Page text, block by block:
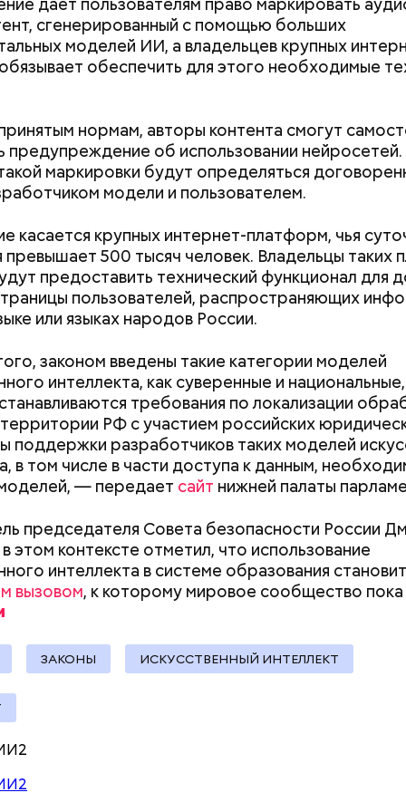
сгенерированный с помощью больших
моделей ИИ, а владельцев крупных
обеспечить для этого необходимые
нормам, авторы контента смогут
предупреждение об использовании
маркировки будут определяться
модели и пользователем.
касается крупных интернет-платформ, чья
превышает 500 тысяч человек. Владельцы таких
предоставить технический функционал для
пользователей, распространяющих
или языках народов России.
законом введены такие категории моделей
интеллекта, как суверенные и
требования по локализации
РФ с участием российских
поддержки разработчиков таких моделей
в том числе в части доступа к данным,
— передает сайт нижней палаты
председателя Совета безопасности России
этом контексте отметил, что использование
интеллекта в системе образования
вызовом, к которому мировое сообщество пока
ЗАКОНЫ ИСКУССТВЕННЫЙ ИНТЕЛЛЕКТ
день бесконечности
Пьер Ади Феньо в 1987 году. Так как цифра
бесконечности, то и дата была выбрана
тематические лекции по
а также проводят выставки на тему
день холостяка все мужчины без пары
устраивают вечеринки, играют в видеоигры
наслаждаясь свободой и независимостью,
со сливками
Выломал дверь ванной и
зарезал: почему москвич
жестоко убил беременную
жену
Быстрее
портятся: какие
нельзя хранить в
холодильнике